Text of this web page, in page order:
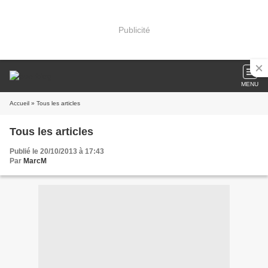
Publicité
MENU
Accueil » Tous les articles
Tous les articles
Publié le 20/10/2013 à 17:43
Par MarcM